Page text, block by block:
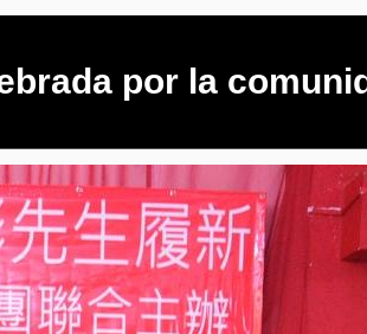
por la